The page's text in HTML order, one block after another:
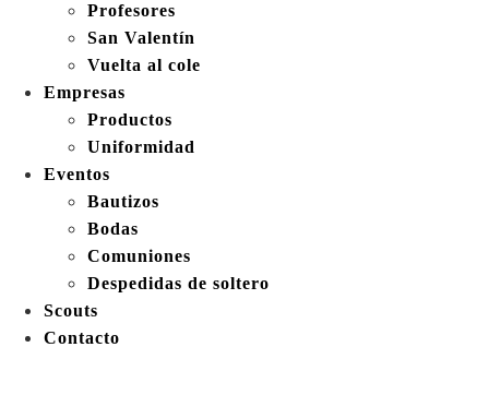
Profesores
San Valentín
Vuelta al cole
Empresas
Productos
Uniformidad
Eventos
Bautizos
Bodas
Comuniones
Despedidas de soltero
Scouts
Contacto